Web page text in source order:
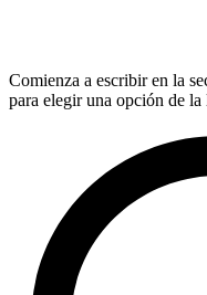
Comienza a escribir en la
para elegir una opción de la